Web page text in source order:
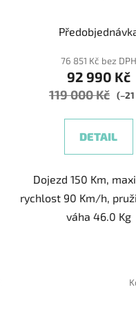
76 851 Kč bez DPH
92 990 Kč
119 000 Kč
DETAIL
Dojezd 150 Km,
rychlost 90 Km/h,
váha 46.0 Kg